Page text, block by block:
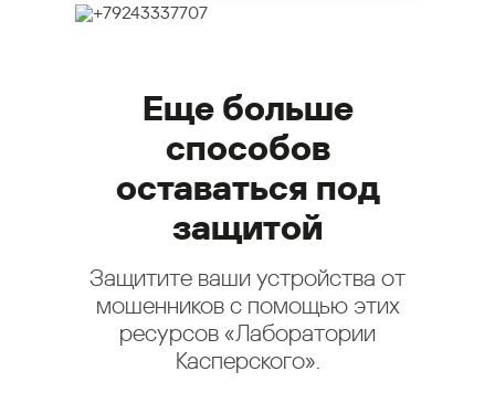
Еще больше
способов
оставаться под
защитой
Защитите ваши устройства от
мошенников с помощью этих
ресурсов «Лаборатории
Касперского».